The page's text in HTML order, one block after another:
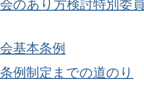
のあり方検討特別委
基本条例
例制定までの道のり